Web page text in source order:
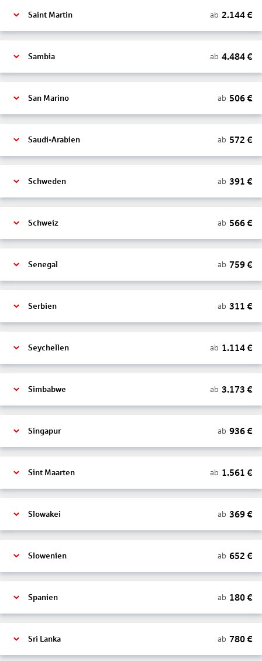
Saint Martin ab 2.144€
Sambia ab 4.484€
San Marino ab 506€
Saudi-Arabien ab 572 €
Schweden ab 391 €
Schweiz ab 566€
Senegal ab 759€
Serbien ab 311 €
Seychellen ab 1.114€
Simbabwe ab 3.173 €
Singapur ab 936€
Sint Maarten ab 1.561 €
Slowakei ab 369€
Slowenien ab 652 €
Spanien ab 180€
Sri Lanka ab 780€